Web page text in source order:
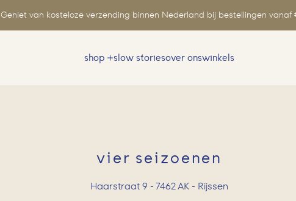
Geniet van kosteloze verzending binnen Nederland bij bestellingen vanaf
shop slow storiesover onswinkels
vier seizoenen
Haarstraat 9 - 7462 AK - Rijssen